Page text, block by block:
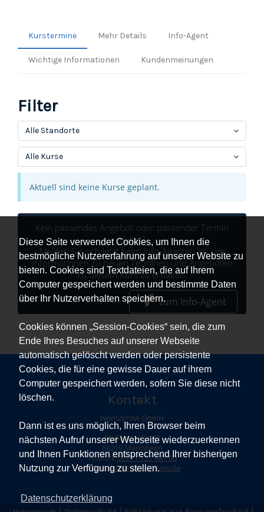
Diese Seite verwendet Cookies, um Ihnen die
bestmögliche Nutzererfahrung auf unserer Website zu
bieten. Cookies sind Textdateien, die auf Ihrem
Computer gespeichert werden und bestimmte Daten
über Ihr Nutzerverhalten speichern.
Cookies können „Session-Cookies“ sein, die zum
Ende Ihres Besuches auf unserer Webseite
automatisch gelöscht werden oder persistente
Cookies, die für eine gewisse Dauer auf ihrem
Computer gespeichert werden, sofern Sie diese nicht
löschen.
Dann ist es uns möglich, Ihren Browser beim
nächsten Aufruf unserer Webseite wiederzuerkennen
und Ihnen Funktionen entsprechend Ihrer bisherigen
Nutzung zur Verfügung zu stellen.
Datenschutzerklärung
Kurstermine Mehr Details Info-Agent
Wichtige Informationen Kundenmeinungen
Filter
Alle Standorte
Alle Kurse
Aktuell sind keine Kurse geplant.
Kein passendes Angebot oder passender Termin
dabei?
Melden Sie sich jetzt beim Info-Agenten an, um
Informationen zu neuen Terminen und Angeboten
zu diesem Kurs zu erhalten.
zum Info-Agent
Kontakt
swim2grow GmbH
Mallaustraße 72
68219 Mannheim
Telefon:0621 / 121 881 90
E-Mail:Info@swim2grow.de